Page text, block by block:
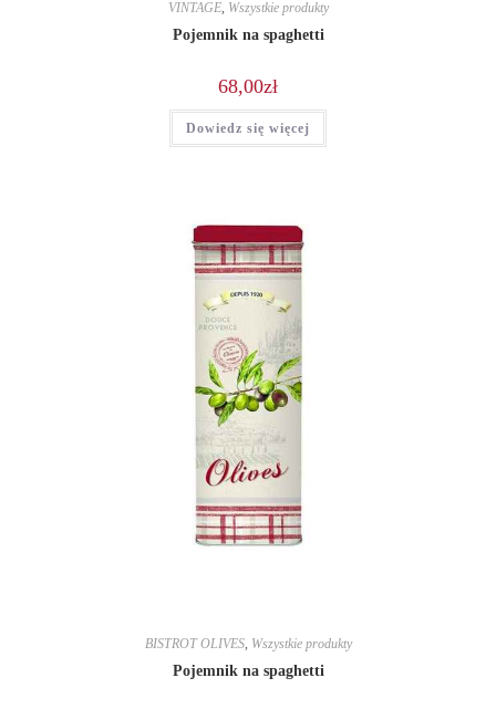
VINTAGE, Wszystkie produkty
Pojemnik na spaghetti
68,00zł
Dowiedz się więcej
BISTROT OLIVES, Wszystkie produkty
Pojemnik na spaghetti